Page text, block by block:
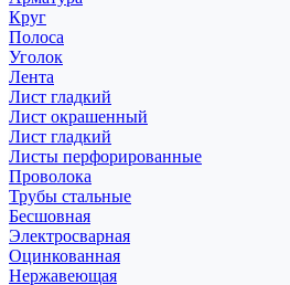
Круг
Полоса
Уголок
Лента
Лист гладкий
Лист окрашенный
Лист гладкий
Листы перфорированные
Проволока
Трубы стальные
Бесшовная
Электросварная
Оцинкованная
Нержавеющая